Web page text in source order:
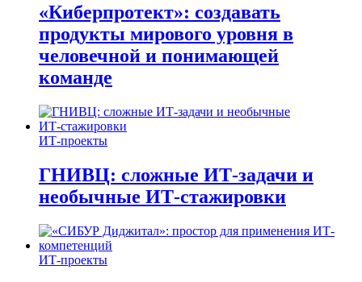
«Киберпротект»: создавать
продукты мирового уровня в
человечной и понимающей
команде
ИТ-проекты
ГНИВЦ: сложные ИТ‑задачи и
необычные ИТ‑стажировки
ИТ-проекты